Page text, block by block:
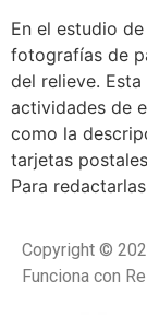
En el estudio
fotografías de
del relieve.
actividades de
como la
tarjetas
Para
Copyright ©
Funciona con